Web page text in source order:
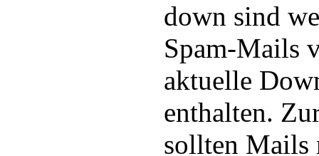
down sind
Spam-Mails
aktuelle
enthalten.
sollten Mails